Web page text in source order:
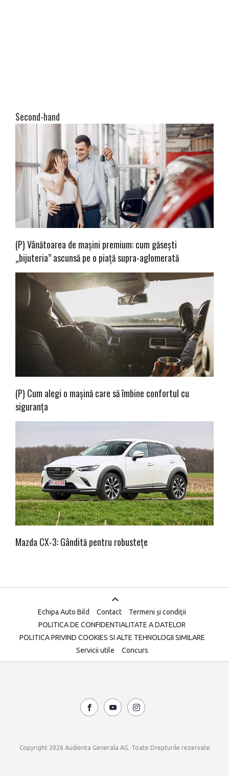
Second-hand
(P) Vânătoarea de mașini premium: cum găsești
„bijuteria” ascunsă pe o piață supra-aglomerată
(P) Cum alegi o mașină care să îmbine confortul cu
siguranța
Mazda CX-3: Gândită pentru robustețe
Echipa Auto Bild Contact
Termeni și condiții
POLITICA DE CONFIDENTIALITATE A DATELOR
POLITICA PRIVIND COOKIES SI ALTE TEHNOLOGII SIMILARE
Servicii utile
Concurs
Copyright 2026 Audienta Generala AG. Toate Drepturile rezervate